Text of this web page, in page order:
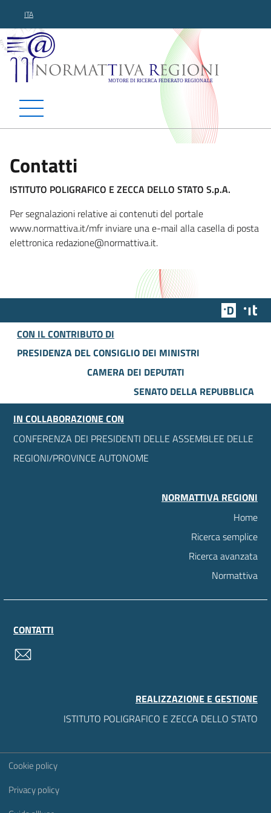
ITA
Normattiva Regioni -
Contatti
ISTITUTO POLIGRAFICO E ZECCA DELLO STATO S.p.A.
Per segnalazioni relative ai contenuti del portale
www.normattiva.it/mfr inviare una e-mail alla casella di posta
elettronica redazione@normattiva.it.
Team
CON IL CONTRIBUTO DI
PRESIDENZA DEL CONSIGLIO DEI MINISTRI
CAMERA DEI DEPUTATI
SENATO DELLA REPUBBLICA
IN COLLABORAZIONE CON
CONFERENZA DEI PRESIDENTI DELLE ASSEMBLEE DELLE
REGIONI/PROVINCE AUTONOME
NORMATTIVA REGIONI
Home
Ricerca semplice
Ricerca avanzata
Normattiva
CONTATTI
REALIZZAZIONE E GESTIONE
ISTITUTO POLIGRAFICO E ZECCA DELLO STATO
Sezione Link Utili
Cookie policy
Privacy policy